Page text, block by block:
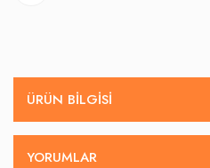
ÜRÜN BILGISI
YORUMLAR